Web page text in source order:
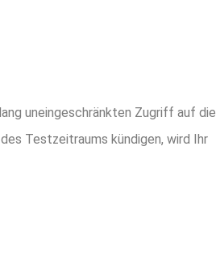
uneingeschränkten Zugriff auf die
Testzeitraums kündigen, wird Ihr